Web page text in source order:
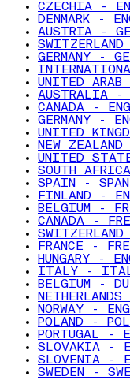
CZECHIA -
DENMARK -
AUSTRIA -
SWITZERLAND
GERMANY -
UNITED
AUSTRALIA -
CANADA -
GERMANY -
UNITED
NEW
UNITED
SOUTH
SPAIN -
FINLAND -
BELGIUM -
CANADA -
FRANCE -
HUNGARY -
ITALY -
BELGIUM -
NORWAY -
POLAND -
PORTUGAL -
SLOVAKIA -
SLOVENIA -
SWEDEN -